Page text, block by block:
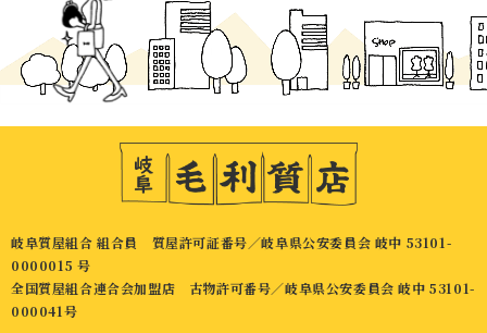
岐阜質屋組合 組合員 質屋許可証番号／岐阜県公安委員会 岐中 53101-
0000015 号
全国質屋組合連合会加盟店 古物許可番号／岐阜県公安委員会 岐中 53101-
000041号